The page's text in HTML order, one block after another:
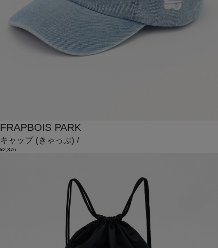
FRAPBOIS PARK
キャップ (きゃっぷ) /
¥2,376